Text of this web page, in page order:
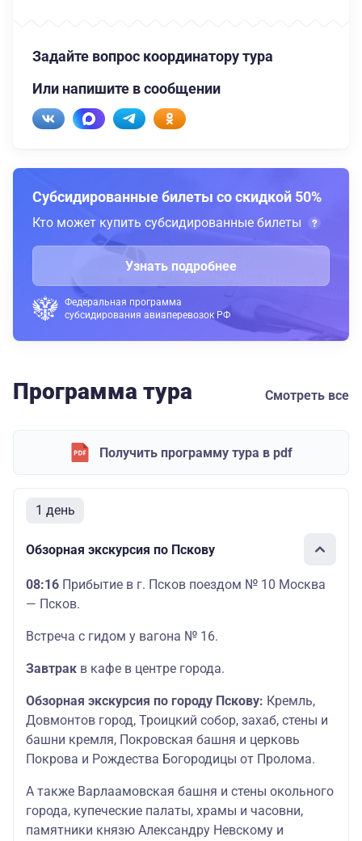
Задайте вопрос координатору тура
Или напишите в сообщении
Субсидированные билеты со скидкой 50%
Кто может купить субсидированные билеты
Узнать подробнее
Федеральная программа
субсидирования авиаперевозок РФ
Программа тура Смотреть все
Получить программу тура в pdf
1 день
Обзорная экскурсия по Пскову
08:16 Прибытие в г. Псков поездом № 10 Москва
— Псков.
Встреча с гидом у вагона № 16.
Завтрак в кафе в центре города.
Обзорная экскурсия по городу Пскову: Кремль,
Довмонтов город, Троицкий собор, захаб, стены и
башни кремля, Покровская башня и церковь
Покрова и Рождества Богородицы от Пролома.
А также Варлаамовская башня и стены окольного
города, купеческие палаты, храмы и часовни,
памятники князю Александру Невскому и